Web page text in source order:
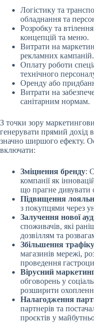
Логістику та
обладнання та
Розробку та
концепцій та меню.
Витрати на
рекламних кампаній.
Оплату роботи
технічного
Оренду або
Витрати на
санітарним нормам.
З точки зору
генерувати прямий дохід
значно ширшого ефекту.
включати:
Зміцнення бренду:
компанії як
що прагне дивувати
Підвищення
з покупцями через
Залучення нової
споживачів, які
дозвіллям та
Збільшення трафіку
магазинів мережі,
проведення
Вірусний
обговорень у
розширити
Налагодження
партнерів та
проєктів у